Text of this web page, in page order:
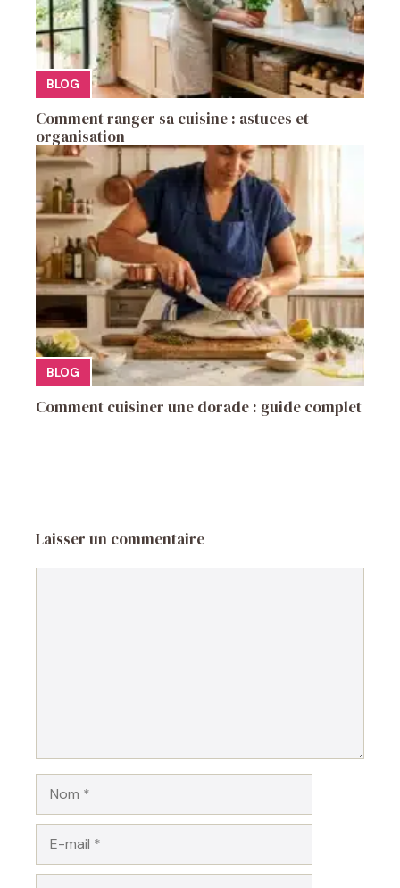
BLOG
Comment ranger sa cuisine : astuces et
organisation
BLOG
Comment cuisiner une dorade : guide complet
Laisser un commentaire
mail